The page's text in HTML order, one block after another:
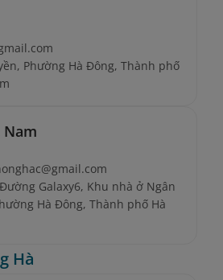
Phường Hà Đông, Thành phố
Nam
Galaxy6, Khu nhà ở Ngân
Hà Đông, Thành phố Hà
Hà